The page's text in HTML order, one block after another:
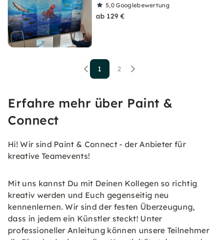
5,0Googlebewertung
ab 129 €
1 2
Erfahre mehr über Paint &
Connect
Hi! Wir sind Paint & Connect - der Anbieter für
kreative Teamevents!
Mit uns kannst Du mit Deinen Kollegen so richtig
kreativ werden und Euch gegenseitig neu
kennenlernen. Wir sind der festen Überzeugung,
dass in jedem ein Künstler steckt! Unter
professioneller Anleitung können unsere Teilnehmer